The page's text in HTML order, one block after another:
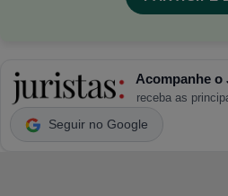
Acompanhe o
receba as
Seguir no Google